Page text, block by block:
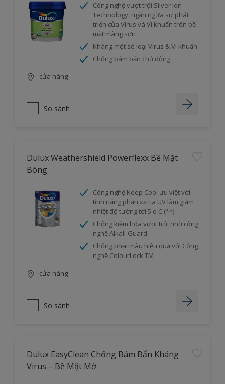
Công nghệ vượt trội Silver Ion
Technology, ngăn ngừa sự phát
triển của Virus và Vi khuẩn trên bề
mặt màng sơn
Kháng một số loại Virus & Vi khuẩn
Chống bám bẩn chủ động
cửa hàng
So sánh
Dulux Weathershield Powerflexx Bề Mặt
Bóng
Công nghệ Keep Cool ưu việt với
tính năng phản xạ tia UV làm giảm
nhiệt độ tường tới 5 o C (**)
Chống kiềm hóa vượt trội nhờ công
nghệ Alkali-Guard
Chống phai màu hiệu quả với Công
nghệ ColourLock TM
cửa hàng
So sánh
Dulux EasyClean Chống Bám Bẩn Kháng
Virus – Bề Mặt Mờ